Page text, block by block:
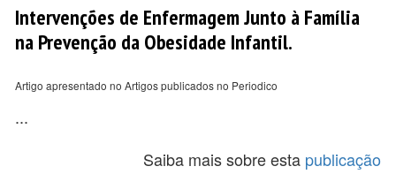
Intervenções de Enfermagem Junto à Família
na Prevenção da Obesidade Infantil.
Artigo apresentado no Artigos publicados no Periodico
...
Saiba mais sobre esta publicação